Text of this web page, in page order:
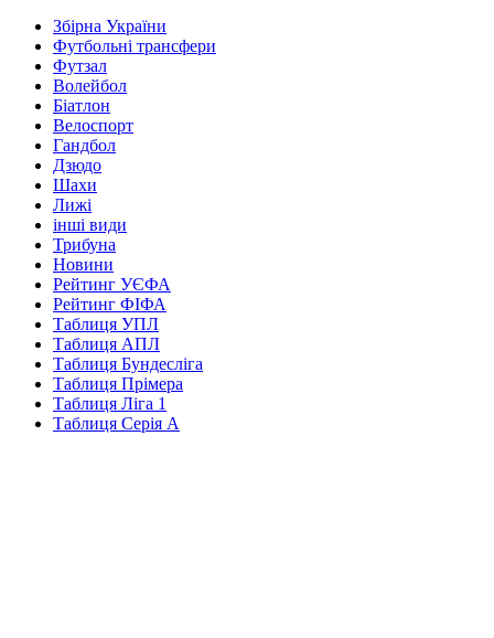
Збірна України
Футбольні трансфери
Футзал
Волейбол
Біатлон
Велоспорт
Гандбол
Дзюдо
Шахи
Лижі
інші види
Трибуна
Новини
Рейтинг УЄФА
Рейтинг ФІФА
Таблиця УПЛ
Таблиця АПЛ
Таблиця Бундесліга
Таблиця Прімера
Таблиця Ліга 1
Таблиця Серія А